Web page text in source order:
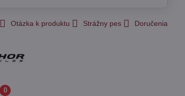
Otázka k produktu Strážny pes Doručenia
0